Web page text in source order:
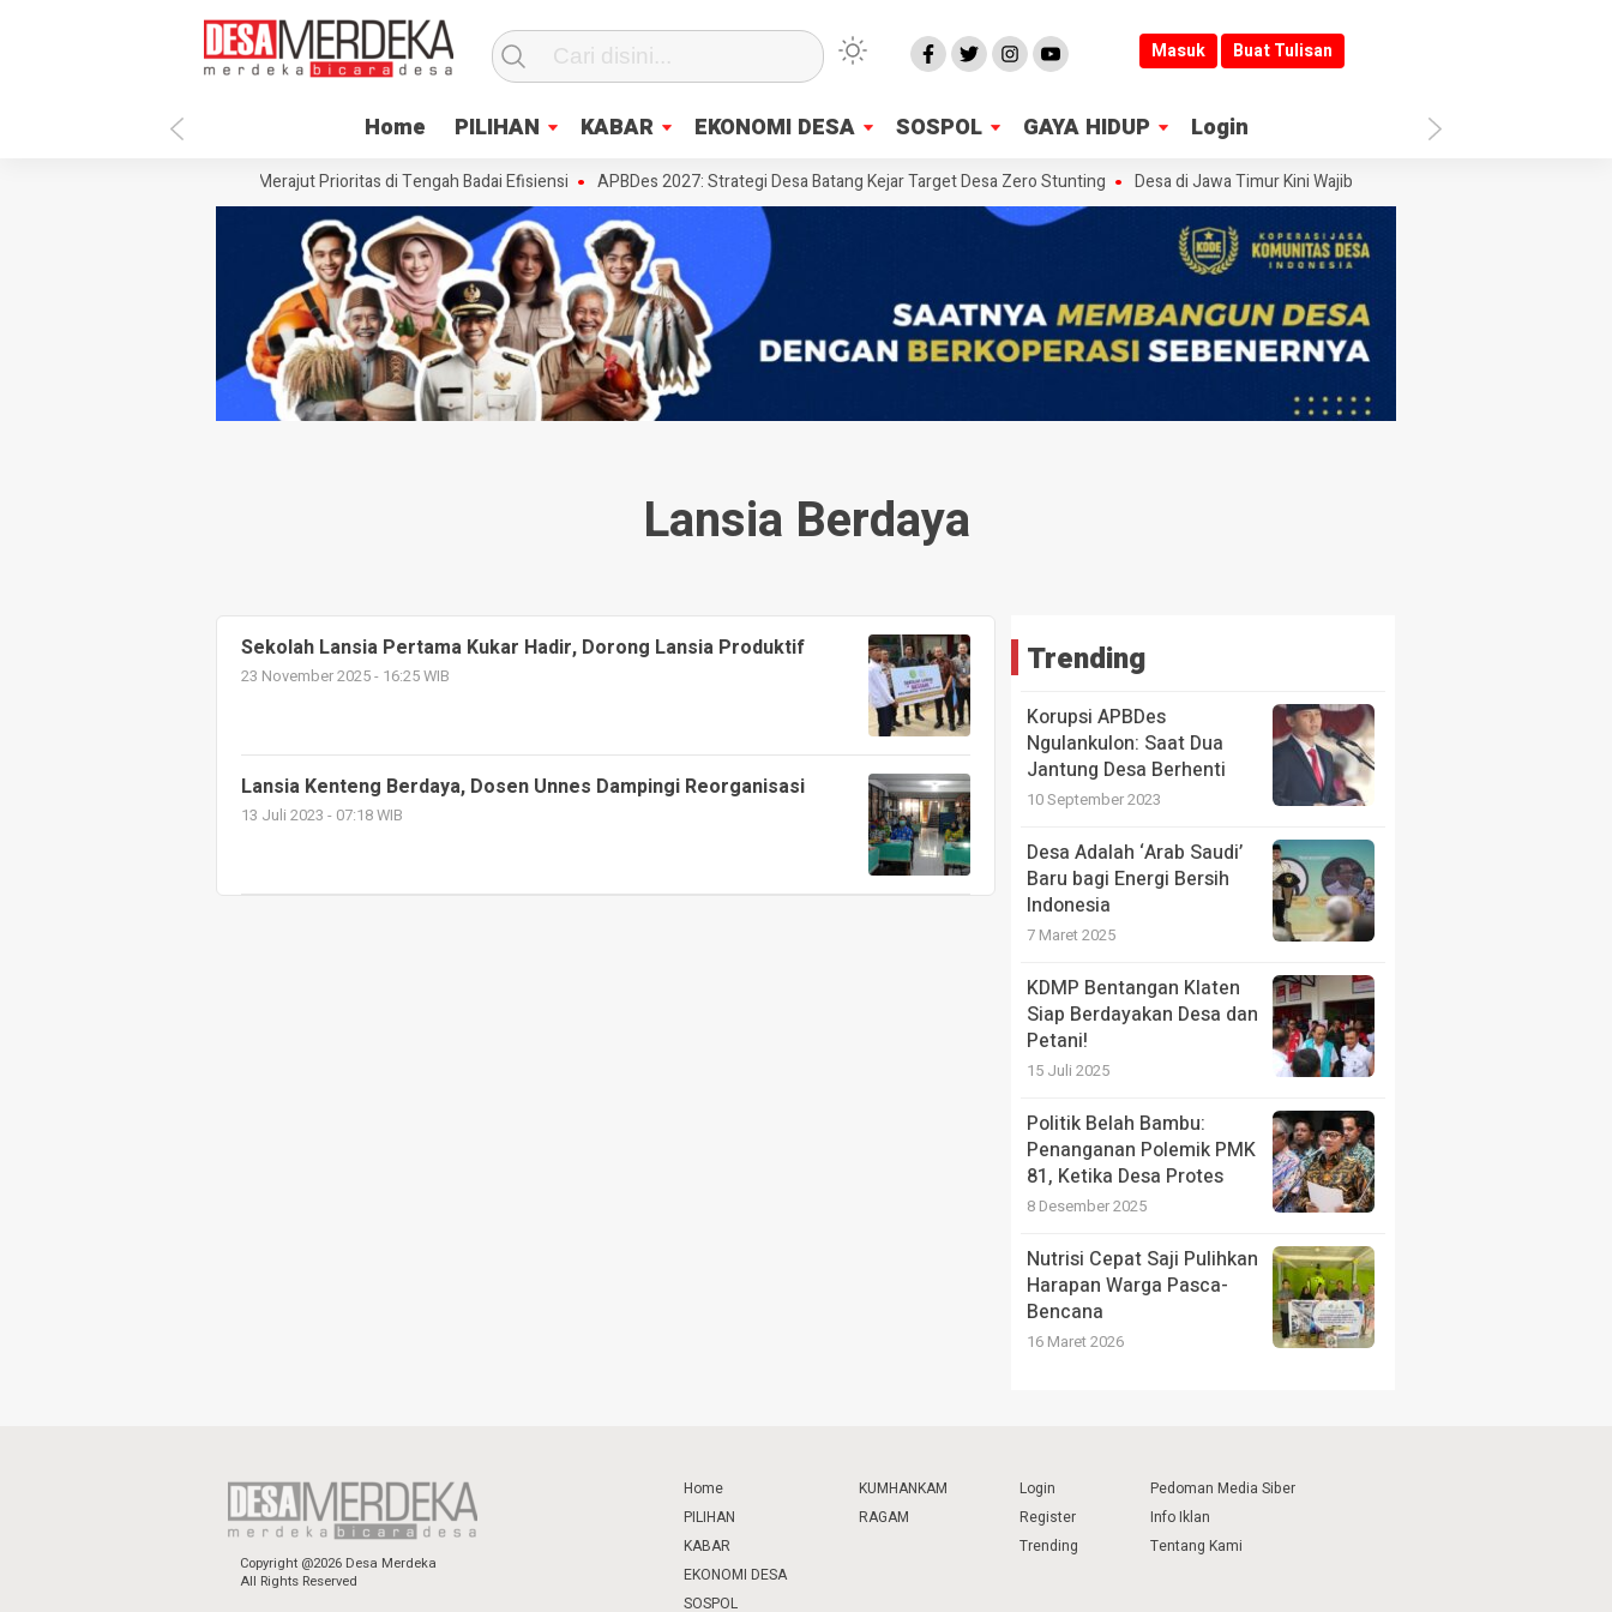
Masuk Buat Tulisan
Home PILIHAN KABAR EKONOMI DESA SOSPOL GAYA HIDUP Login
Siasat Desa Paenre Lompoe Merajut Prioritas di Tengah Badai Efisiensi APBDes 2027: Strategi Desa Batang Kejar Target Desa Zero Stunting Desa di Jawa Timur Kini Wajib Buka Informasi
Lansia Berdaya
Sekolah Lansia Pertama Kukar Hadir, Dorong Lansia Produktif
23 November 2025 - 16:25 WIB
Lansia Kenteng Berdaya, Dosen Unnes Dampingi Reorganisasi
13 Juli 2023 - 07:18 WIB
Trending
Korupsi APBDes
Ngulankulon: Saat Dua
Jantung Desa Berhenti
10 September 2023
Desa Adalah ‘Arab Saudi’
Baru bagi Energi Bersih
Indonesia
7 Maret 2025
KDMP Bentangan Klaten
Siap Berdayakan Desa dan
Petani!
15 Juli 2025
Politik Belah Bambu:
Penanganan Polemik PMK
81, Ketika Desa Protes
8 Desember 2025
Nutrisi Cepat Saji Pulihkan
Harapan Warga Pasca-
Bencana
16 Maret 2026
Copyright @2026 Desa Merdeka
All Rights Reserved
Home
PILIHAN
KABAR
EKONOMI DESA
SOSPOL
KUMHANKAM
RAGAM
Login
Register
Trending
Pedoman Media Siber
Info Iklan
Tentang Kami